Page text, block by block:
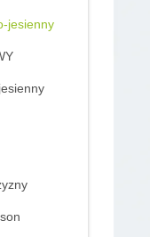
jesienny